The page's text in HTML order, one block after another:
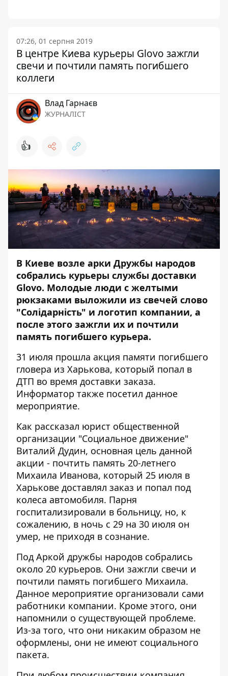
07:26, 01 серпня 2019
В центре Киева курьеры Glovo зажгли
свечи и почтили память погибшего
коллеги
Влад Гарнаєв
ЖУРНАЛІСТ
👍
В Киеве возле арки Дружбы народов
собрались курьеры службы доставки
Glovo. Молодые люди с желтыми
рюкзаками выложили из свечей слово
"Солідарність" и логотип компании, а
после этого зажгли их и почтили
память погибшего курьера.
31 июля прошла акция памяти погибшего
гловера из Харькова, который попал в
ДТП во время доставки заказа.
Информатор также посетил данное
мероприятие.
Как рассказал юрист общественной
организации "Социальное движение"
Виталий Дудин, основная цель данной
акции - почтить память 20-летнего
Михаила Иванова, который 25 июля в
Харькове доставлял заказ и попал под
колеса автомобиля. Парня
госпитализировали в больницу, но, к
сожалению, в ночь с 29 на 30 июля он
умер, не приходя в сознание.
Под Аркой дружбы народов собрались
около 20 курьеров. Они зажгли свечи и
почтили память погибшего Михаила.
Данное мероприятие организовали сами
работники компании. Кроме этого, они
напомнили о существующей проблеме.
Из-за того, что они никаким образом не
оформлены, они не имеют социального
пакета.